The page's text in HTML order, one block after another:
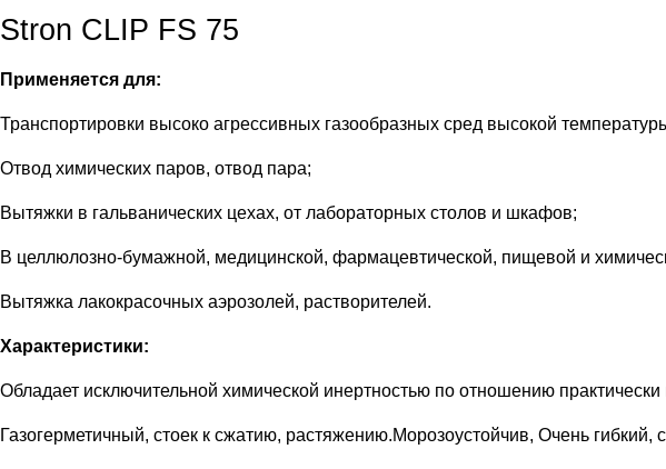
Stron CLIP FS 75
Применяется для:
Транспортировки высоко агрессивных газообразных сред высокой
Отвод химических паров, отвод пара;
Вытяжки в гальванических цехах, от лабораторных столов и шкафов;
В целлюлозно-бумажной, медицинской, фармацевтической, пищевой и
Вытяжка лакокрасочных аэрозолей, растворителей.
Характеристики:
Обладает исключительной химической инертностью по отношению
Газогерметичный, стоек к сжатию, растяжению.Морозоустойчив, Очень гибкий,